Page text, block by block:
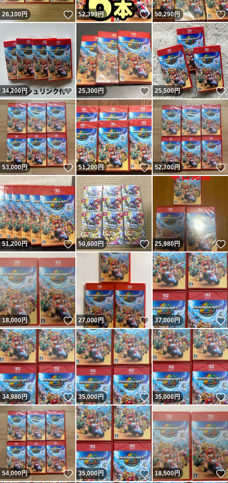
26,100円 いいね！
52,399円 いいね！
50,290円
34,200円 いいね！
25,300円 いいね！
25,500円
53,000円 いいね！
51,200円 いいね！
52,700円
51,200円 いいね！
50,600円 いいね！
25,980円
18,000円 いいね！
27,000円 いいね！
37,000円
34,980円 いいね！
35,000円 いいね！
35,000円
54,000円 いいね！
35,000円 いいね！
18,500円